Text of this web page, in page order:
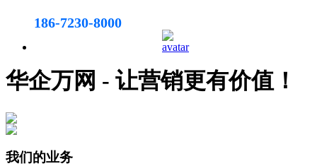
186-7230-8000
华企万网 - 让营销更有价值！
我们的业务